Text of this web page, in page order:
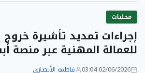
محليات
إجراءات تمديد تأشيرة
للعمالة المهنية عبر منصة
02/06/2026 03:04 فاطمة الأنصاري